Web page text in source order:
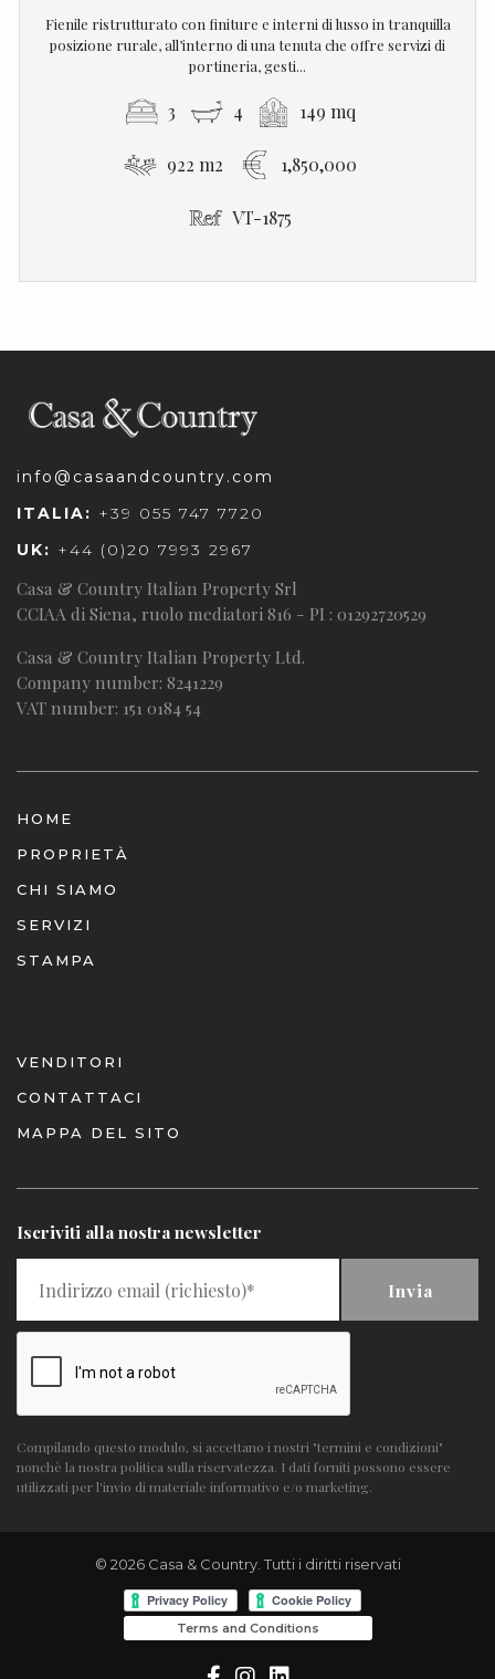
Fienile ristrutturato con finiture e interni di lusso in tranquilla
posizione rurale, all’interno di una tenuta che offre servizi di
portineria, gesti...
3 4 149 mq
922 m2 1,850,000
VT-1875
info@casaandcountry.com
ITALIA: +39 055 747 7720
UK: +44 (0)20 7993 2967
Casa & Country Italian Property Srl
CCIAA di Siena, ruolo mediatori 816 - PI : 01292720529
Casa & Country Italian Property Ltd.
Company number: 8241229
VAT number: 151 0184 54
HOME
PROPRIETÀ
CHI SIAMO
SERVIZI
STAMPA
VENDITORI
CONTATTACI
MAPPA DEL SITO
Iscriviti alla nostra newsletter
Invia
Compilando questo modulo, si accettano i nostri "termini e condizioni"
nonchè la nostra politica sulla riservatezza. I dati forniti possono essere
utilizzati per l'invio di materiale informativo e/o marketing.
© 2026 Casa & Country. Tutti i diritti riservati
Terms and Conditions